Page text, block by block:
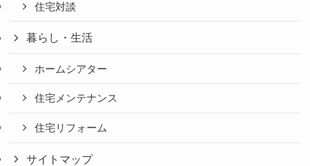
住宅対談
暮らし・生活
ホームシアター
住宅メンテナンス
住宅リフォーム
サイトマップ